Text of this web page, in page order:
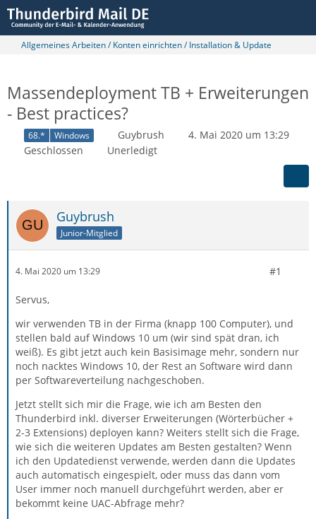
Allgemeines Arbeiten / Konten einrichten / Installation & Update
Massendeployment TB + Erweiterungen
- Best practices?
68.* Windows Guybrush
4. Mai 2020 um 13:29
Geschlossen
Unerledigt
Guybrush
Junior-Mitglied
4. Mai 2020 um 13:29 #1
Servus,
wir verwenden TB in der Firma (knapp 100 Computer), und
stellen bald auf Windows 10 um (wir sind spät dran, ich
weiß). Es gibt jetzt auch kein Basisimage mehr, sondern nur
noch nacktes Windows 10, der Rest an Software wird dann
per Softwareverteilung nachgeschoben.
Jetzt stellt sich mir die Frage, wie ich am Besten den
Thunderbird inkl. diverser Erweiterungen (Wörterbücher +
2-3 Extensions) deployen kann? Weiters stellt sich die Frage,
wie sich die weiteren Updates am Besten gestalten? Wenn
ich den Updatedienst verwende, werden dann die Updates
auch automatisch eingespielt, oder muss das dann vom
User immer noch manuell durchgeführt werden, aber er
bekommt keine UAC-Abfrage mehr?